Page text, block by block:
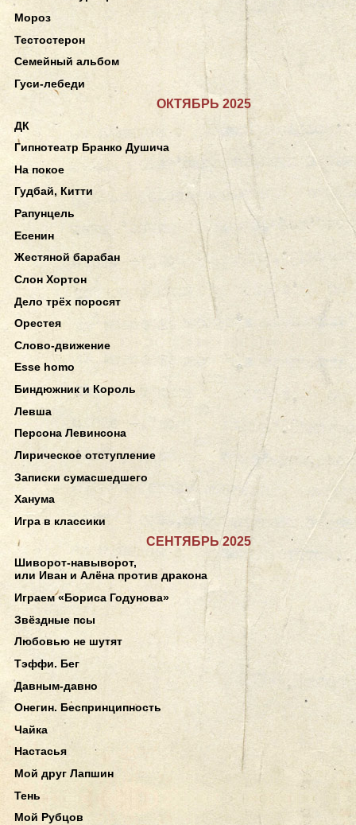
Мороз
Тестостерон
Семейный альбом
Гуси-лебеди
ОКТЯБРЬ 2025
ДК
Гипнотеатр Бранко Душича
На покое
Гудбай, Китти
Рапунцель
Есенин
Жестяной барабан
Слон Хортон
Дело трёх поросят
Орестея
Слово-движение
Esse homo
Биндюжник и Король
Левша
Персона Левинсона
Лирическое отступление
Записки сумасшедшего
Ханума
Игра в классики
СЕНТЯБРЬ 2025
Шиворот-навыворот,
или Иван и Алёна против дракона
Играем «Бориса Годунова»
Звёздные псы
Любовью не шутят
Тэффи. Бег
Давным-давно
Онегин. Беспринципность
Чайка
Настасья
Мой друг Лапшин
Тень
Мой Рубцов